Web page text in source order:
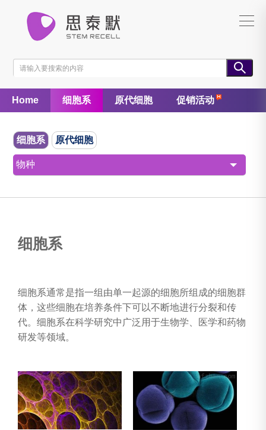
Home 细胞系 原代细胞 促销活动
细胞系 原代细胞
物种
细胞系
细胞系通常是指一组由单一起源的细胞所组成的细胞群
体，这些细胞在培养条件下可以不断地进行分裂和传
代。细胞系在科学研究中广泛用于生物学、医学和药物
研发等领域。